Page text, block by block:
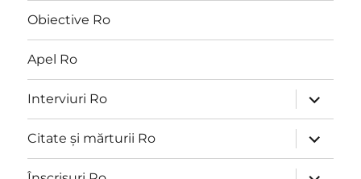
Obiective Ro
Apel Ro
Interviuri Ro
extinde
meniul
copil
Citate și mărturii Ro
extinde
meniul
copil
extinde